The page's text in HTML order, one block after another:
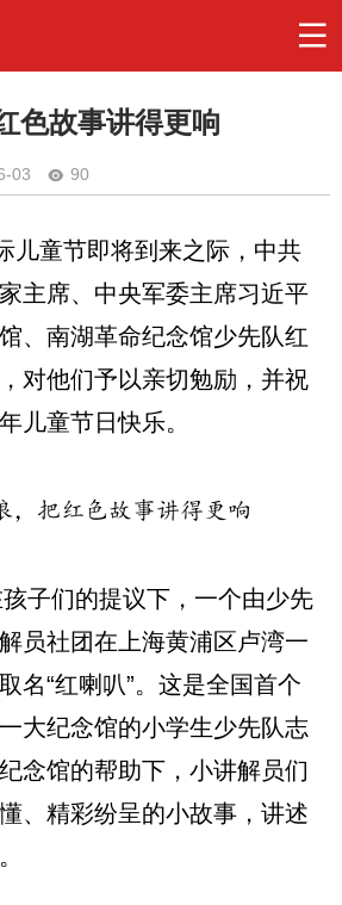
色故事讲得更响
03 90
儿童节即将到来之际，中共
主席、中央军委主席习近平
、南湖革命纪念馆少先队红
对他们予以亲切勉励，并祝
儿童节日快乐。
子们的提议下，一个由少先
员社团在上海黄浦区卢湾一
名“红喇叭”。这是全国首个
大纪念馆的小学生少先队志
念馆的帮助下，小讲解员们
、精彩纷呈的小故事，讲述